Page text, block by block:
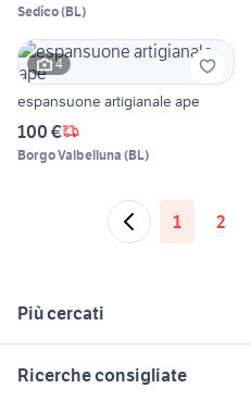
Sedico(BL)
4
espansuone artigianale ape
100 €
Borgo Valbelluna (BL)
1 2
Più cercati
Ricerche consigliate